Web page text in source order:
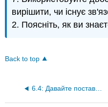
вирішити, чи існує
2. Поясніть, як ви
Back to top
6.4: Давайте поставимо це на роботу